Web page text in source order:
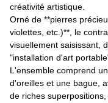
créativité artistique.
Orné de **pierres
violettes, etc.)**, le
visuellement saisissant,
"installation d'art
L'ensemble comprend
d'oreilles et une bague,
de riches